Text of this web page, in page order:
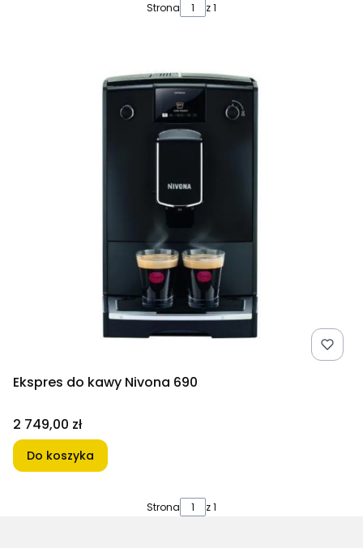
Strona z 1
Ekspres do kawy Nivona 690
Cena
2 749,00 zł
Do koszyka
Strona z 1